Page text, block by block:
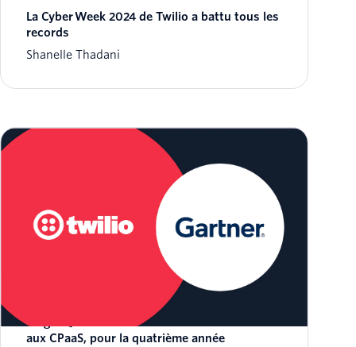
La Cyber Week 2024 de Twilio a battu tous les
records
Shanelle Thadani
Twilio a été nommée Leader dans le rapport
Magic Quadrant™ 2026 de Gartner® consacré
aux CPaaS, pour la quatrième année